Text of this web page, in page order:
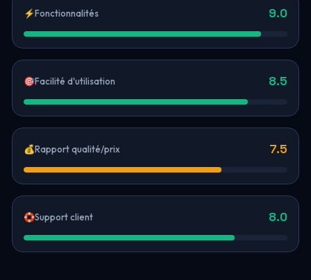
⚡Fonctionnalités 9.0
🎯Facilité d'utilisation 8.5
💰Rapport qualité/prix 7.5
🛟Support client 8.0